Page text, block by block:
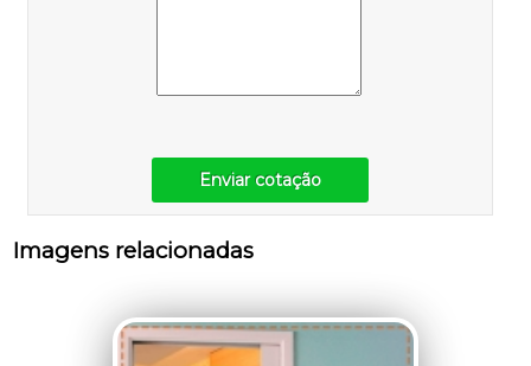
Enviar cotação
Imagens relacionadas